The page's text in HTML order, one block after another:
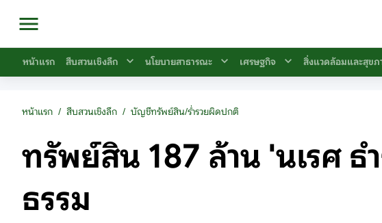
หน้าแรก สืบสวนเชิงลึก นโยบายสาธารณะ เศรษฐกิจ สิ่งแวดล้อมและสุขภ
หน้าแรก / สืบสวนเชิงลึก / บัญชีทรัพย์สิน/ร่ำรวยผิดปกติ
ทรัพย์สิน 187 ล้าน 'นเรศ
ธรรม